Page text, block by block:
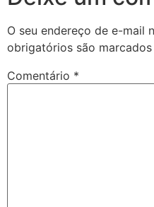
O seu endereço de e-mail
obrigatórios são
Comentário *